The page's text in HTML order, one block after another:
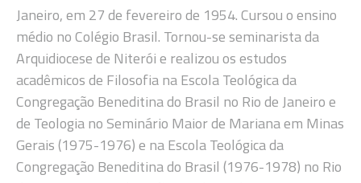
Janeiro, em 27 de fevereiro de 1954. Cursou o ensino
médio no Colégio Brasil. Tornou-se seminarista da
Arquidiocese de Niterói e realizou os estudos
acadêmicos de Filosofia na Escola Teológica da
Congregação Beneditina do Brasil no Rio de Janeiro e
de Teologia no Seminário Maior de Mariana em Minas
Gerais (1975-1976) e na Escola Teológica da
Congregação Beneditina do Brasil (1976-1978) no Rio